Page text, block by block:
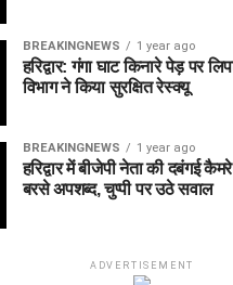
BREAKINGNEWS 1 year ago
हरिद्वार: गंगा घाट किनारे पेड़ पर
विभाग ने किया सुरक्षित रेस्क्यू
BREAKINGNEWS 1 year ago
हरिद्वार में बीजेपी नेता की दबंगई
बरसे अपशब्द, चुप्पी पर उठे सवाल
ADVERTISEMENT